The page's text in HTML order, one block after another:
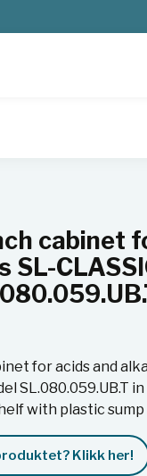
cabinet
SL-
for acids and
SL.080.059.UB.T
with plastic sump
Klikk her!